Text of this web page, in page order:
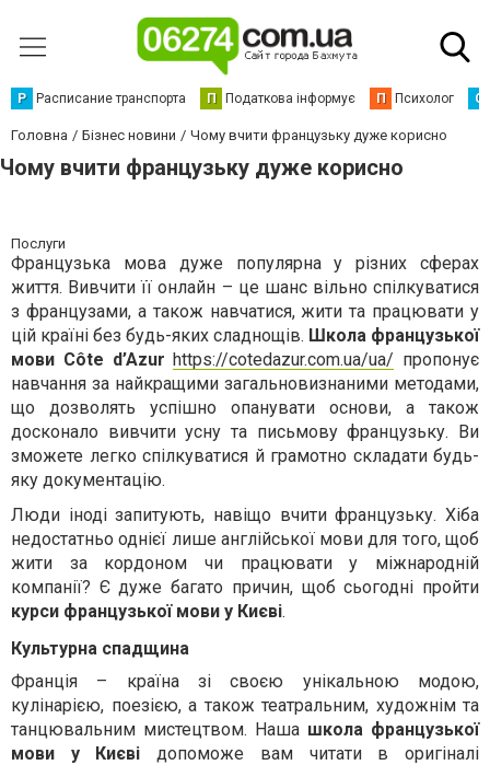
Р Расписание транспорта П Податкова інформує П Психолог С
Головна Бізнес новини Чому вчити французьку дуже корисно
Чому вчити французьку дуже корисно
Послуги
Французька мова дуже популярна у різних сферах
життя. Вивчити її онлайн – це шанс вільно спілкуватися
з французами, а також навчатися, жити та працювати у
цій країні без будь-яких сладнощів. Школа французької
мови Côte d’Azurhttps://cotedazur.com.ua/ua/ пропонує
навчання за найкращими загальновизнаними методами,
що дозволять успішно опанувати основи, а також
досконало вивчити усну та письмову французьку. Ви
зможете легко спілкуватися й грамотно складати будь-
яку документацію.
Люди іноді запитують, навіщо вчити французьку. Хіба
недостатньо однієї лише англійської мови для того, щоб
жити за кордоном чи працювати у міжнародній
компанії? Є дуже багато причин, щоб сьогодні пройти
курси французької мови у Києві.
Культурна спадщина
Франція – країна зі своєю унікальною модою,
кулінарією, поезією, а також театральним, художнім та
танцювальним мистецтвом. Наша школа французької
мови у Києвідопоможе вам читати в оригіналі